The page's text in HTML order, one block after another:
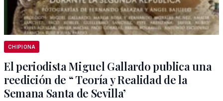
CHIPIONA
El periodista Miguel Gallardo publica una
reedición de “ Teoría y Realidad de la
Semana Santa de Sevilla’